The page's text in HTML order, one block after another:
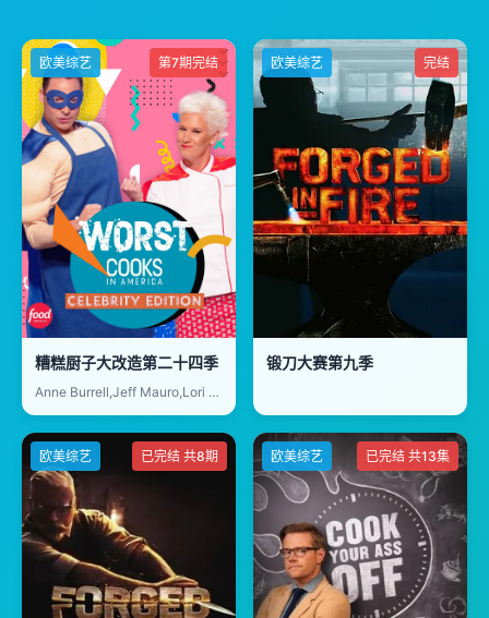
欧美综艺 第7期完结
糟糕厨子大改造第二十四季
Anne Burrell,Jeff Mauro,Lori Beth Denberg,Elisa Donovan,Tracey Gold,Jennie Kwan,Matthew Lawrence,Mark Long,Jodie Sweetin,Nicholle Tom,Curtis Williams
欧美综艺 完结
锻刀大赛第九季
欧美综艺 已完结 共8期 欧美综艺 已完结 共13集